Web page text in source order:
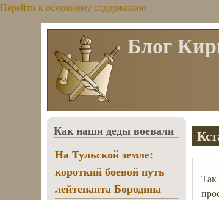
Перейти к основному содержанию
Блог
Так
Как наши деды воевали
На Тульской земле:
короткий боевой путь
лейтенанта Бородина